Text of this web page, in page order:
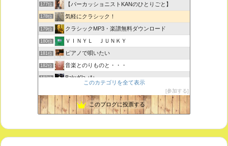
177位 【パーカッショニストKANのひとりごと】
178位 気軽にクラシック！
179位 クラシックMP3・楽譜無料ダウンロード
180位 ＶＩＮＹＬ ＪＵＮＫＹ
181位 ピアノで唄いたい
182位 音楽とのりものと・・・
183位 BakuKla +*+
185位 ときどき書きます♪
このカテゴリを全て表示
参加する
このブログに投票する